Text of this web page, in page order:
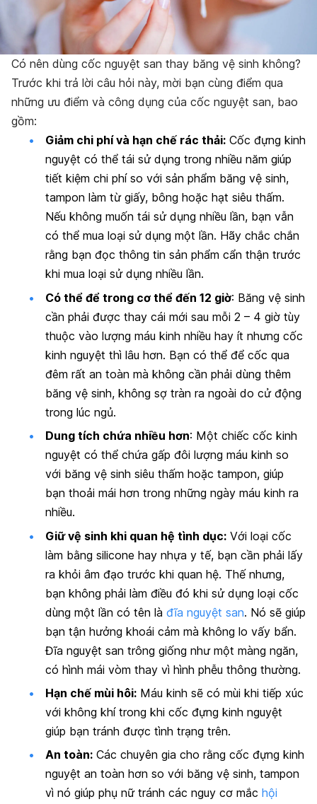
Có nên dùng cốc nguyệt san thay băng vệ sinh không?
Trước khi trả lời câu hỏi này, mời bạn cùng điểm qua
những ưu điểm và công dụng của cốc nguyệt san, bao
gồm:
Giảm chi phí và hạn chế rác thải: Cốc đựng kinh
nguyệt có thể tái sử dụng trong nhiều năm giúp
tiết kiệm chi phí so với sản phẩm băng vệ sinh,
tampon làm từ giấy, bông hoặc hạt siêu thấm.
Nếu không muốn tái sử dụng nhiều lần, bạn vẫn
có thể mua loại sử dụng một lần. Hãy chắc chắn
rằng bạn đọc thông tin sản phẩm cẩn thận trước
khi mua loại sử dụng nhiều lần.
Có thể để trong cơ thể đến 12 giờ: Băng vệ sinh
cần phải được thay cái mới sau mỗi 2 – 4 giờ tùy
thuộc vào lượng máu kinh nhiều hay ít nhưng cốc
kinh nguyệt thì lâu hơn. Bạn có thể để cốc qua
đêm rất an toàn mà không cần phải dùng thêm
băng vệ sinh, không sợ tràn ra ngoài do cử động
trong lúc ngủ.
Dung tích chứa nhiều hơn: Một chiếc cốc kinh
nguyệt có thể chứa gấp đôi lượng máu kinh so
với băng vệ sinh siêu thấm hoặc tampon, giúp
bạn thoải mái hơn trong những ngày máu kinh ra
nhiều.
Giữ vệ sinh khi quan hệ tình dục: Với loại cốc
làm bằng silicone hay nhựa y tế, bạn cần phải lấy
ra khỏi âm đạo trước khi quan hệ. Thế nhưng,
bạn không phải làm điều đó khi sử dụng loại cốc
dùng một lần có tên là đĩa nguyệt san. Nó sẽ giúp
bạn tận hưởng khoái cảm mà không lo vấy bẩn.
Đĩa nguyệt san trông giống như một màng ngăn,
có hình mái vòm thay vì hình phễu thông thường.
Hạn chế mùi hôi: Máu kinh sẽ có mùi khi tiếp xúc
với không khí trong khi cốc đựng kinh nguyệt
giúp bạn tránh được tình trạng trên.
An toàn: Các chuyên gia cho rằng cốc đựng kinh
nguyệt an toàn hơn so với băng vệ sinh, tampon
vì nó giúp phụ nữ tránh các nguy cơ mắc hội